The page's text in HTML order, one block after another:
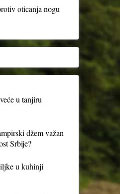
oticanja nogu
u tanjiru
džem važan
Srbije?
u kuhinji